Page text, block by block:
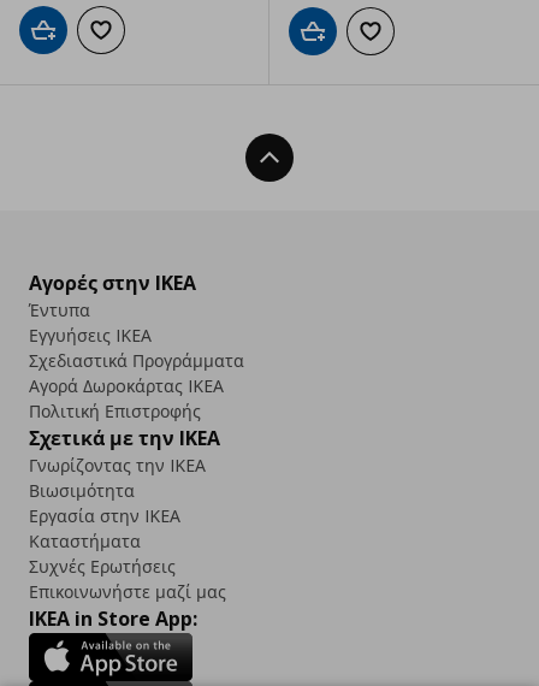
Προσθήκη στο καλάθι
Προσθήκη στα αγαπημένα Προσθήκη στο καλάθι
Προσθήκη στα
Back To Top
Αγορές στην IKEA
Έντυπα
Εγγυήσεις IKEA
Σχεδιαστικά Προγράμματα
Αγορά Δωρoκάρτας IKEA
Πολιτική Επιστροφής
Σχετικά με την IKEA
Γνωρίζοντας την IKEA
Βιωσιμότητα
Εργασία στην IKEA
Καταστήματα
Συχνές Ερωτήσεις
Επικοινωνήστε μαζί μας
IKEA in Store App: